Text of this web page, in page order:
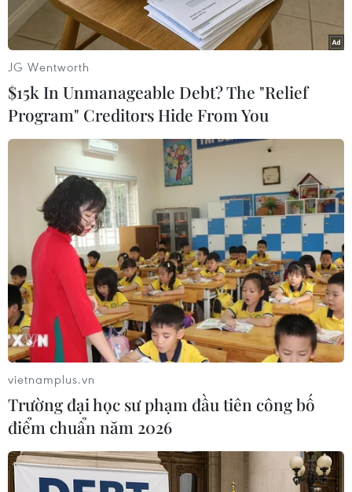
12 khu dự trữ sinh quyển thế
giới tại Việt Nam
danh Khu Dự trữ sinh quyển thế giới
Phong Nha-Kẻ Bàng được UNESCO vinh danh
là Khu Dự trữ sinh quyển thế giới
Trải nghiệm không gian du lịch Đảo
Khỉ ở Cần Giờ
TIN LIÊN QUAN
JG Wentworth
$15k In Unmanageable Debt? The "Relief
Program" Creditors Hide From You
vietnamplus.vn
Trường đại học sư phạm đầu tiên công bố
điểm chuẩn năm 2026